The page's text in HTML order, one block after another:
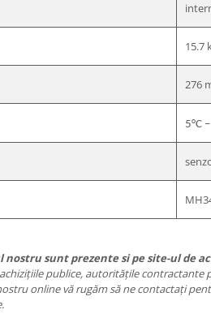
15.7
276
5°C
sunt prezente si pe site-ul de
publice, autoritățile contractante
online vă rugăm să ne contactați